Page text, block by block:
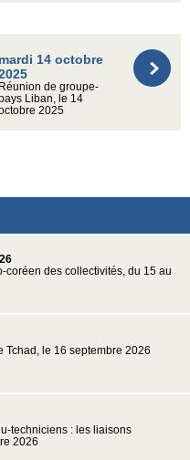
mardi 14 octobre
Réunion de groupe-
Liban, le 14
2025
coréen des collectivités, du 15 au
Tchad, le 16 septembre 2026
techniciens : les liaisons
2026